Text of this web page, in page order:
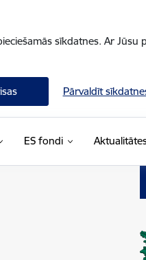
sīkdatnes. Ar
Pārvaldīt
ES fondi